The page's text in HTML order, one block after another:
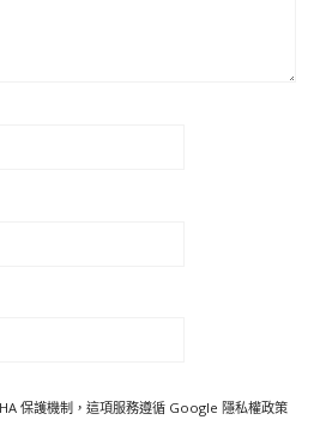
保護機制，這項服務遵循 Google 隱私權政策